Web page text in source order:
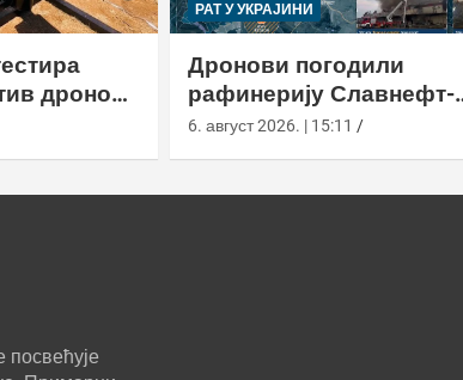
дронова
РАТ У УКРАЈИНИ
Дронови погодили
рафинерију Славнефт-
ЈАНОС у Јарослављу
6. август 2026. | 15:11
посвећује